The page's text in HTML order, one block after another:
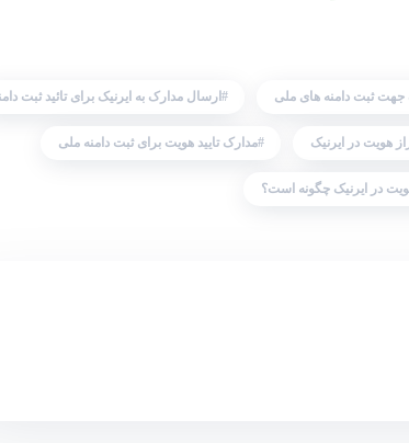
جهت ثبت دامنه های ملی ارسال مدارک به ایرنیک برای تائید ثبت
هویت در ایرنیک مدارک تایید هویت برای ثبت دامنه ملی
در ایرنیک چگونه است؟